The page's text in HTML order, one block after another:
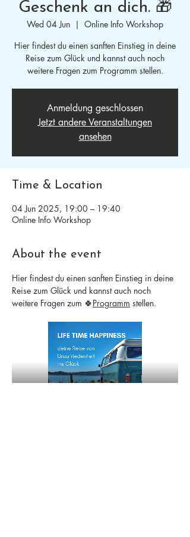
Geschenk an dich. 🎁
Wed 04 Jun
  |
Online Info Workshop
Hier findest du einen sanften Einstieg in deine
Reise zum Glück und kannst auch noch
weitere Fragen zum Programm stellen.
Anmeldung geschlossen
Jetzt andere Veranstaltungen
ansehen
Time & Location
04 Jun 2025, 19:00 – 19:40
Online Info Workshop
About the event
Hier findest du einen sanften Einstieg in deine
Reise zum Glück und kannst auch noch
weitere Fragen zum 🍀Programm stellen.